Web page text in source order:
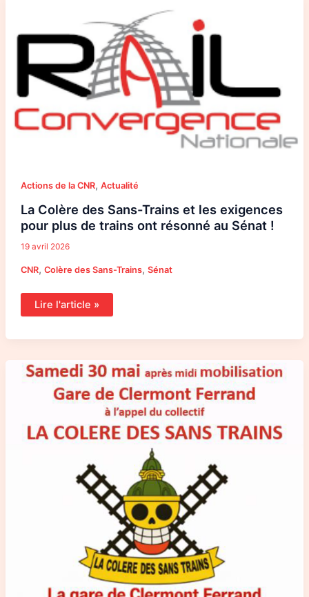
Actions de la CNR, Actualité
La Colère des Sans-Trains et les exigences
pour plus de trains ont résonné au Sénat !
19 avril 2026
CNR, Colère des Sans-Trains, Sénat
Trains
et
exigences
pour
plus
ont
résonné
au
Lire l'article »
Communiqué
de
presse
la
Colère